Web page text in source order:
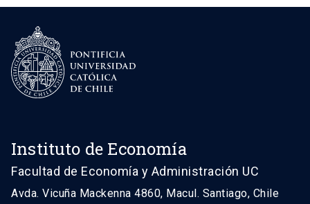
Instituto de Economía
Facultad de Economía y Administración UC
Avda. Vicuña Mackenna 4860, Macul. Santiago, Chile